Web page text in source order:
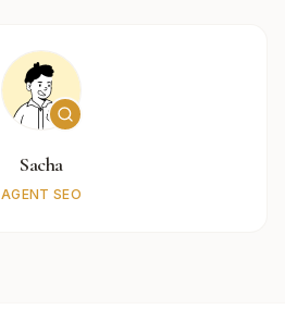
Sacha
AGENT SEO